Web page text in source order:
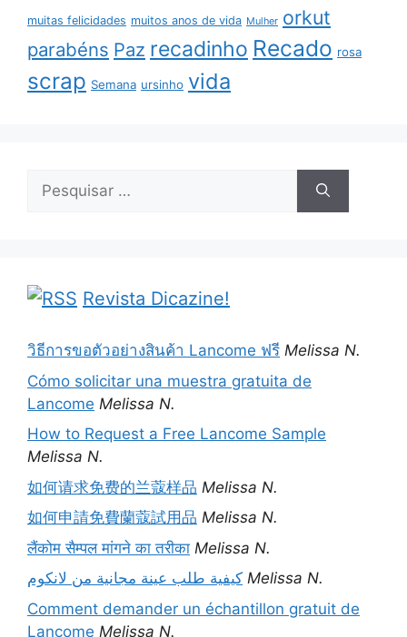
muitas felicidades muitos anos de vida Mulher orkut
parabéns Paz recadinho Recado rosa
scrap Semana ursinho vida
Pesquisar
Revista Dicazine!
วิธีการขอตัวอย่างสินค้า Lancome ฟรี Melissa N.
Cómo solicitar una muestra gratuita de
Lancome Melissa N.
How to Request a Free Lancome Sample
Melissa N.
如何请求免费的兰蔻样品 Melissa N.
如何申請免費蘭蔻試用品 Melissa N.
लैंकोम सैम्पल मांगने का तरीका Melissa N.
كيفية طلب عينة مجانية من لانكوم Melissa N.
Comment demander un échantillon gratuit de
Lancome Melissa N.